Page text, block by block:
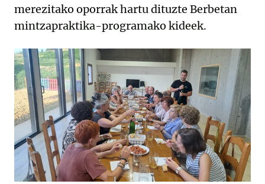
merezitako oporrak hartu dituzte Berbetan
mintzapraktika-programako kideek.